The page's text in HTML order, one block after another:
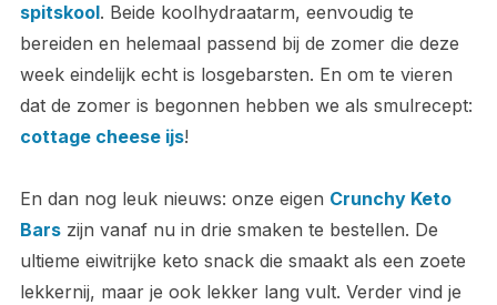
spitskool. Beide koolhydraatarm, eenvoudig te
bereiden en helemaal passend bij de zomer die deze
week eindelijk echt is losgebarsten. En om te vieren
dat de zomer is begonnen hebben we als smulrecept:
cottage cheese ijs!
En dan nog leuk nieuws: onze eigen Crunchy Keto
Barszijn vanaf nu in drie smaken te bestellen. De
ultieme eiwitrijke keto snack die smaakt als een zoete
lekkernij, maar je ook lekker lang vult. Verder vind je